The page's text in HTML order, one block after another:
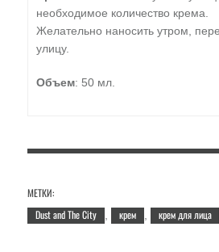
необходимое количество крема.
Желательно наносить утром,
улицу.
Объем: 50 мл.
МЕТКИ:
Dust and The City
крем крем для лица